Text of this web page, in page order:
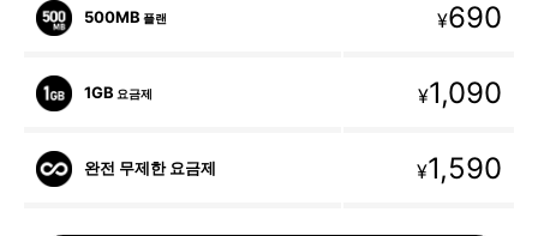
500MB 플랜 ¥690
1GB 요금제 ¥1,090
완전 무제한 요금제 ¥1,590